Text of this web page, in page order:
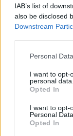
IAB’s list of
also be disclosed
Downstream
Please note that
not limited to
grant or deny
use your data for
consent section.
Personal
I want to opt-
personal data.
Opted In
I want to opt-
Personal Data.
Opted In
14.00 –
18.00 -A
bezárása
Egész
középkori
Nem